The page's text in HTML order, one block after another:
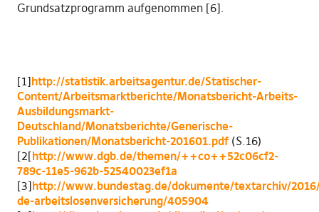
Grundsatzprogramm aufgenommen [6].
[1]http://statistik.arbeitsagentur.de/Statischer-
Content/Arbeitsmarktberichte/Monatsbericht-Arbeits-
Ausbildungsmarkt-
Deutschland/Monatsberichte/Generische-
Publikationen/Monatsbericht-201601.pdf(S.16)
[2[http://www.dgb.de/themen/++co++52c06cf2-
789c-11e5-962b-52540023ef1a
[3]http://www.bundestag.de/dokumente/textarchiv/
de-arbeitslosenversicherung/405904